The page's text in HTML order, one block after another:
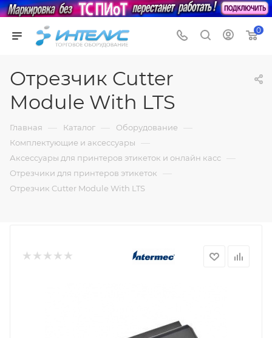
0
Отрезчик Cutter
Module With LTS
Главная — Каталог — Оборудование —
Комплектующие и аксессуары —
Аксессуары для принтеров этикеток и онлайн касс —
Отрезчики для принтеров этикеток —
Отрезчик Cutter Module With LTS